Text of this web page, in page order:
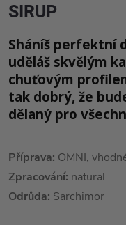
SIRUP
Sháníš perfektní
uděláš skvělým
chuťovým
tak dobrý, že
dělaný pro
Příprava: OMNI,
Zpracování: natural
Odrůda: Sarchimor